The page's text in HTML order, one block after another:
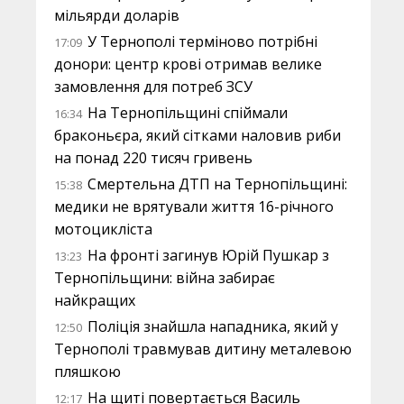
мільярди доларів
17:09 У Тернополі терміново потрібні
донори: центр крові отримав велике
замовлення для потреб ЗСУ
16:34 На Тернопільщині спіймали
браконьєра, який сітками наловив риби
на понад 220 тисяч гривень
15:38 Смертельна ДТП на Тернопільщині:
медики не врятували життя 16-річного
мотоцикліста
13:23 На фронті загинув Юрій Пушкар з
Тернопільщини: війна забирає
найкращих
12:50 Поліція знайшла нападника, який у
Тернополі травмував дитину металевою
пляшкою
12:17 На щиті повертається Василь